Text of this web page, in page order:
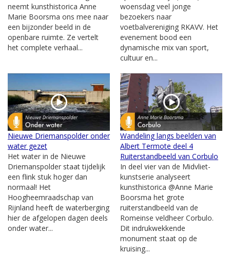
neemt kunsthistorica Anne
Marie Boorsma ons mee naar
een bijzonder beeld in de
openbare ruimte. Ze vertelt
het complete verhaal...
woensdag veel jonge
bezoekers naar
voetbalvereniging RKAVV. Het
evenement bood een
dynamische mix van sport,
cultuur en...
Nieuwe Driemanspolder onder
water gezet
Het water in de Nieuwe
Driemanspolder staat tijdelijk
een flink stuk hoger dan
normaal! Het
Hoogheemraadschap van
Rijnland heeft de waterberging
hier de afgelopen dagen deels
onder water...
Wandeling langs beelden van
Albert Termote deel 4
Ruiterstandbeeld van Corbulo
In deel vier van de Midvliet-
kunstserie analyseert
kunsthistorica @Anne Marie
Boorsma het grote
ruiterstandbeeld van de
Romeinse veldheer Corbulo.
Dit indrukwekkende
monument staat op de
kruising...